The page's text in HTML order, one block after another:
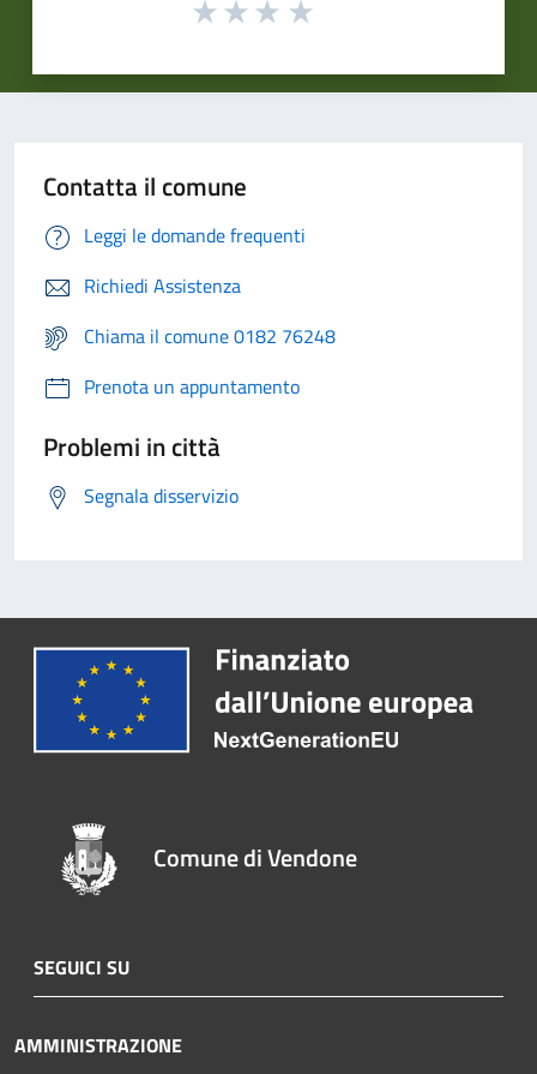
Contatta il comune
Leggi le domande frequenti
Richiedi Assistenza
Chiama il comune 0182 76248
Prenota un appuntamento
Problemi in città
Segnala disservizio
Comune di Vendone
SEGUICI SU
AMMINISTRAZIONE